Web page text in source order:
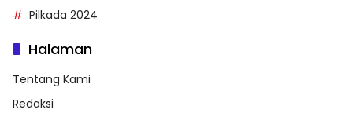
Pilkada 2024
Halaman
Tentang Kami
Redaksi